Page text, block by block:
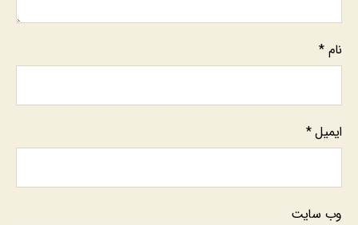
نام *
ایمیل*
وب‌ سایت